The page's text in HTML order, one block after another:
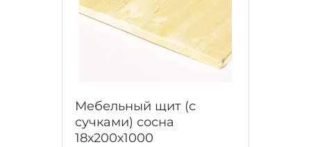
Мебельный щит (с
сучками) сосна
18х200х1000